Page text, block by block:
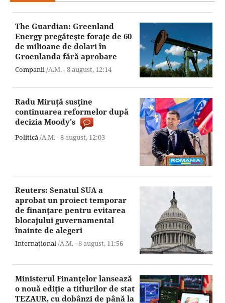
The Guardian: Greenland
Energy pregăteşte foraje de 60
de milioane de dolari în
Groenlanda fără aprobare
Companii/A.M. -8 august, 12:14
Radu Miruţă susţine
continuarea reformelor după
decizia Moody's
Politică /A.M. -8 august, 12:03
Reuters: Senatul SUA a
aprobat un proiect temporar
de finanţare pentru evitarea
blocajului guvernamental
înainte de alegeri
Internaţional/A.M. -8 august, 11:56
Ministerul Finanţelor lansează
o nouă ediţie a titlurilor de stat
TEZAUR, cu dobânzi de până la